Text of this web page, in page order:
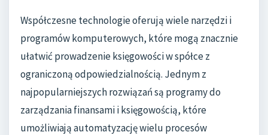
Współczesne technologie oferują wiele narzędzi i
programów komputerowych, które mogą znacznie
ułatwić prowadzenie księgowości w spółce z
ograniczoną odpowiedzialnością. Jednym z
najpopularniejszych rozwiązań są programy do
zarządzania finansami i księgowością, które
umożliwiają automatyzację wielu procesów